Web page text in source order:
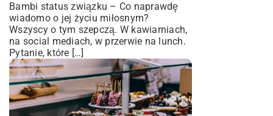
Bambi status związku – Co naprawdę
wiadomo o jej życiu miłosnym?
Wszyscy o tym szepczą. W kawiarniach,
na social mediach, w przerwie na lunch.
Pytanie, które […]